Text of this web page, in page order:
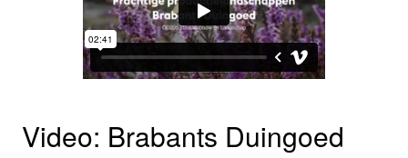
Video: Brabants Duingoed